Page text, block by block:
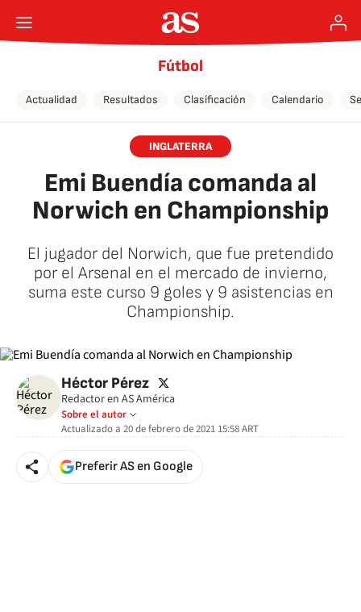
Fútbol
Actualidad Resultados Clasificación Calendario
INGLATERRA
Emi Buendía comanda al
Norwich en Championship
El jugador del Norwich, que fue pretendido
por el Arsenal en el mercado de invierno,
suma este curso 9 goles y 9 asistencias en
Championship.
Héctor Pérez twitter
Redactor en AS América
Sobre el autor
Actualizado a 20 de febrero de 2021 15:58ART
Preferir AS en Google